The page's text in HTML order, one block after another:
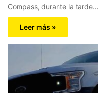
Compass, durante la tarde…
Leer más »